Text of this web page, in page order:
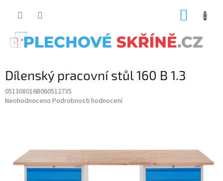
Dílenský pracovní stůl 160 B 1.3
051308016B060512735
Průměrné
hvězdiček.
Neohodnoceno Podrobnosti hodnocení